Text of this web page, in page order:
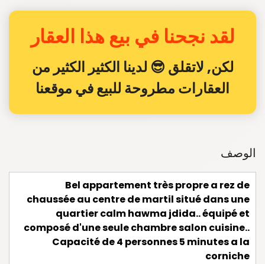
لقد نجحنا في بيع هذا العقار
لكن, لاتقلق 😎 لدينا الكثير الكثير من
العقارات مطروحة للبيع في موقعنا
الوصف
Bel appartement très propre a rez de
chaussée au centre de martil situé dans une
quartier calm hawma jdida.. équipé et
composé d'une seule chambre salon cuisine..
Capacité de 4 personnes 5 minutes a la
corniche